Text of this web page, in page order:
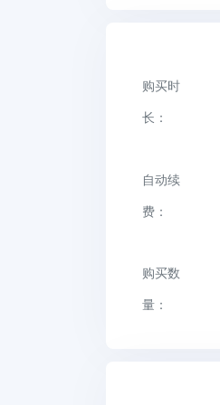
购买时
长：
自动续
费：
购买数
量：